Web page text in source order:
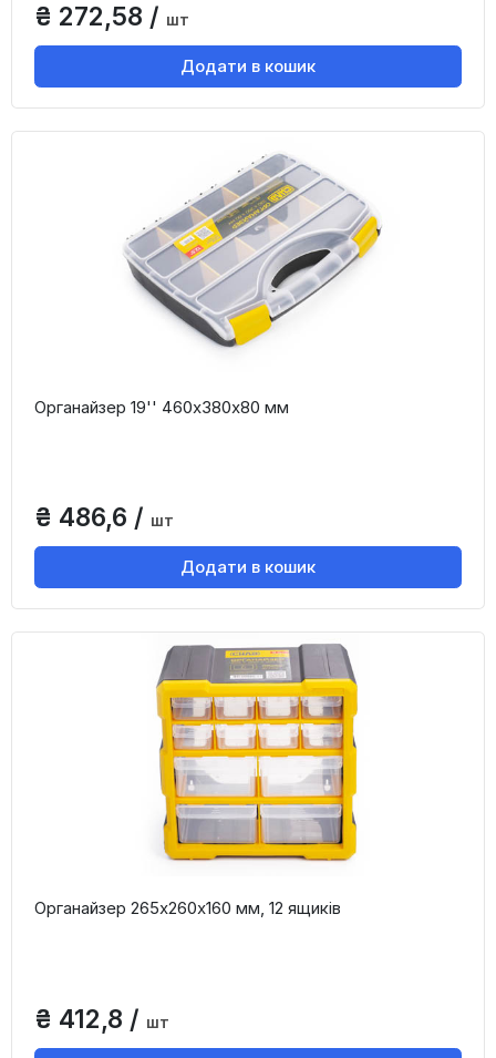
₴ 272,58 / шт
Додати в кошик
Органайзер 19'' 460х380х80 мм
₴ 486,6 / шт
Додати в кошик
Органайзер 265х260х160 мм, 12 ящиків
₴ 412,8 / шт